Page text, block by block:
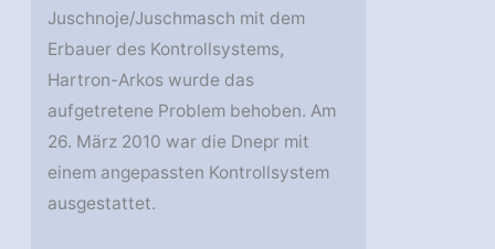
Juschnoje/Juschmasch mit dem
Erbauer des Kontrollsystems,
Hartron-Arkos wurde das
aufgetretene Problem behoben. Am
26. März 2010 war die Dnepr mit
einem angepassten Kontrollsystem
ausgestattet.